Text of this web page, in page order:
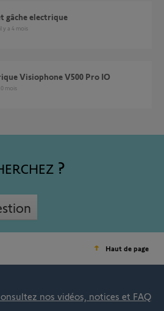
gâche electrique
il y a 4 mois
Visiophone V500 Pro IO
mois
Haut de page
nos vidéos, notices et FAQ